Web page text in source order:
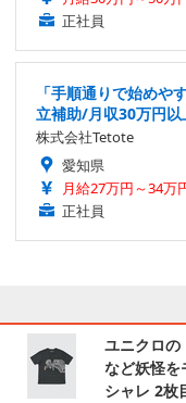
正社員
「手順通りで始めや
立補助/月収30万円
株式会社Tetote
愛知県
月給27万円～34万
正社員
ユニクロの
など妖怪を
シャレ 2枚